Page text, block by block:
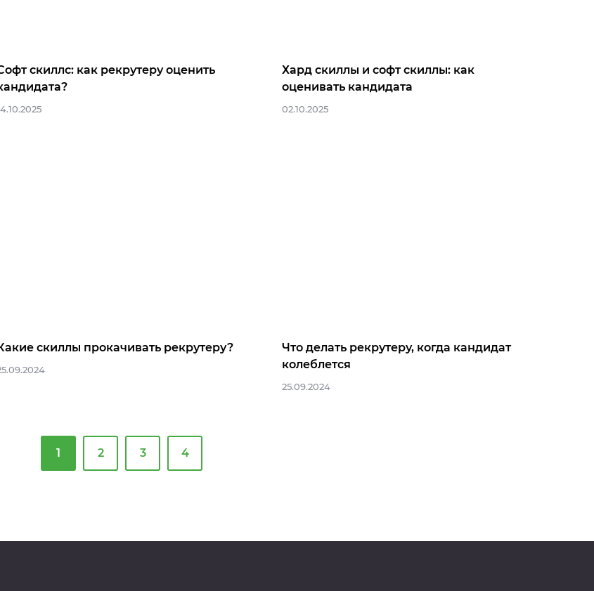
скиллс: как рекрутеру оценить
Хард скиллы и софт скиллы: как
оценивать кандидата
02.10.2025
скиллы прокачивать рекрутеру?
Что делать рекрутеру, когда кандидат
колеблется
25.09.2024
1 2 3 4